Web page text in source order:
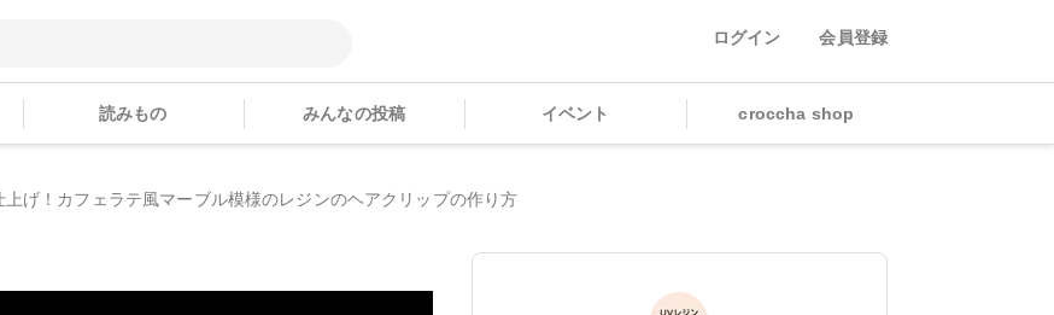
ログイン 会員登録
読みもの みんなの投稿 イベント croccha shop
上げ！カフェラテ風マーブル模様のレジンのヘアクリップの作り方